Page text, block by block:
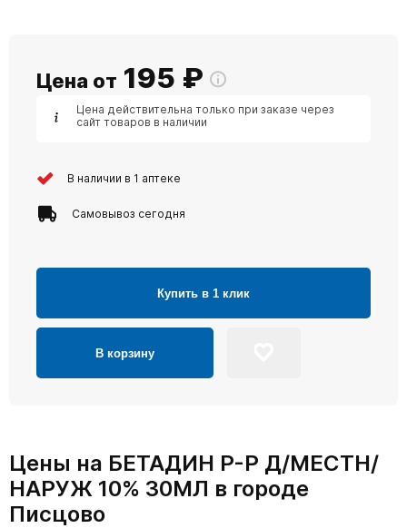
Цена от 195 ₽
Цена действительна только при заказе через
сайт товаров в наличии
В наличии в 1 аптеке
Самовывоз сегодня
Купить в 1 клик
В корзину
Цены на БЕТАДИН Р-Р Д/МЕСТН/
НАРУЖ 10% 30МЛ в городе
Писцово